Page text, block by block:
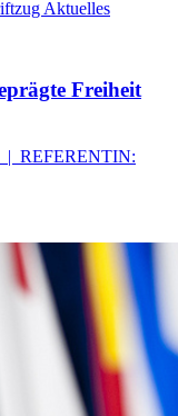
Freiheit
| REFERENTIN: